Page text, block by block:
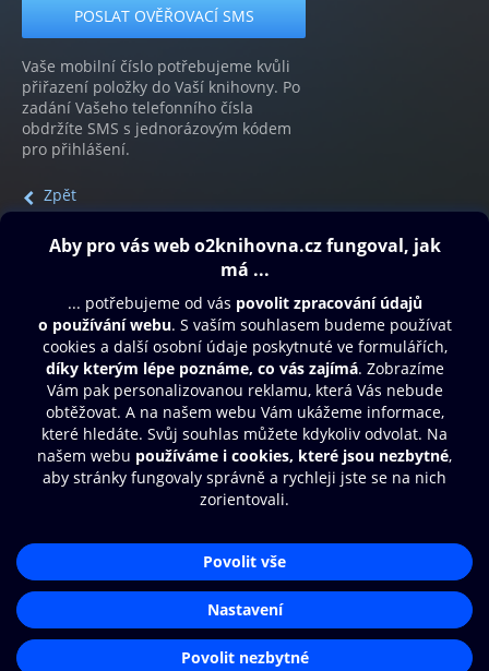
Vaše mobilní číslo potřebujeme kvůli
přiřazení položky do Vaší knihovny. Po
zadání Vašeho telefonního čísla
obdržíte SMS s jednorázovým kódem
pro přihlášení.
Zpět
Obsah ke stažení
Moje O2 Knihovna
Další zábava
© O2 Czech Republic a.s.
Přístupnost
Zásady zpracování osobních údajů
Nastavení cookies
Aplikace O2 Knihovna
Čti a poslouchej své e-knihy a
audioknihy rychleji a pohodlněji.